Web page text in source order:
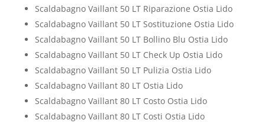
Scaldabagno Vaillant 50 LT Riparazione Ostia Lido
Scaldabagno Vaillant 50 LT Sostituzione Ostia Lido
Scaldabagno Vaillant 50 LT Bollino Blu Ostia Lido
Scaldabagno Vaillant 50 LT Check Up Ostia Lido
Scaldabagno Vaillant 50 LT Pulizia Ostia Lido
Scaldabagno Vaillant 80 LT Ostia Lido
Scaldabagno Vaillant 80 LT Costo Ostia Lido
Scaldabagno Vaillant 80 LT Costi Ostia Lido